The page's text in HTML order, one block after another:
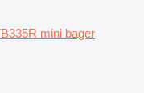
mini bager